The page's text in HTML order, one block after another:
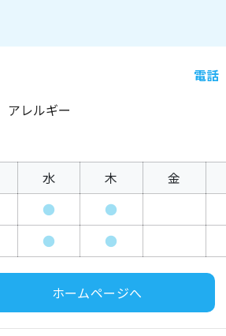
電話
アレルギー
水 木 金
● ●
● ●
ホームページへ